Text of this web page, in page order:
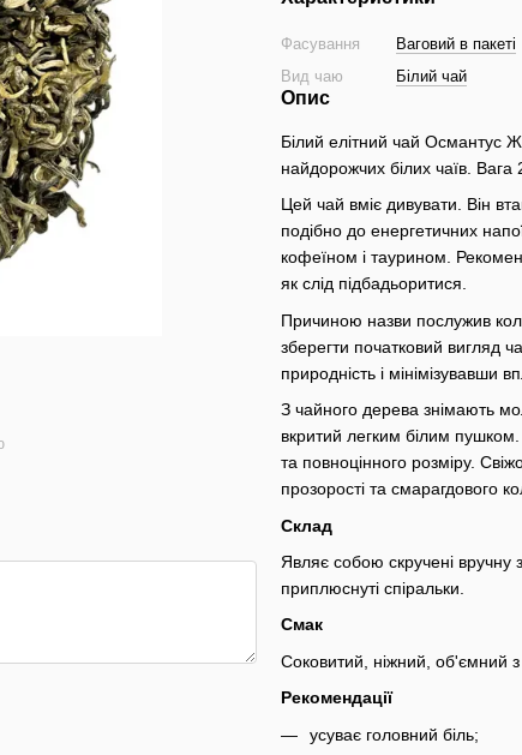
Фасування
Ваговий в пакеті
Вид чаю
Білий чай
Опис
Білий елітний чай Османтус
найдорожчих білих чаїв. Вага
Цей чай вміє дивувати. Він
подібно до енергетичних
кофеїном і таурином.
як слід підбадьоритися.
Причиною назви послужив
зберегти початковий вигляд
природність і мінімізувавши
З чайного дерева знімають
вкритий легким білим
та повноцінного розміру.
прозорості та смарагдового
Склад
Являє собою скручені вручну
приплюснуті спіральки.
Смак
Соковитий, ніжний, об'ємний
Рекомендації
усуває головний біль;